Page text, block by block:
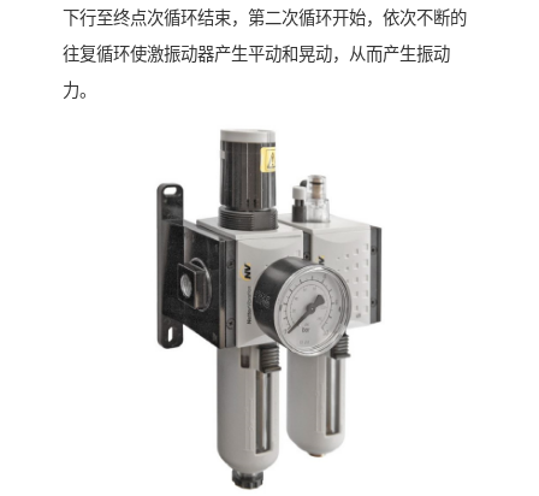
下行至终点次循环结束，第二次循环开始，依次不断的
往复循环使激振动器产生平动和晃动，从而产生振动
力。